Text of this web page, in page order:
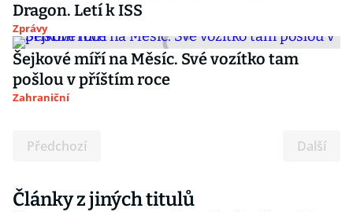
Dragon. Letí k ISS
Zprávy
Šejkové míří na Měsíc. Své vozítko tam
pošlou v příštím roce
Zahraniční
Předchozí Další
Články z jiných titulů